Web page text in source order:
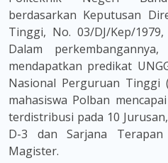
berdasarkan Keputusan
Tinggi, No. 03/DJ/Kep/
Dalam
mendapatkan predikat
Nasional Perguruan Tinggi
mahasiswa Polban
terdistribusi pada 10
D-3 dan Sarjana
Magister.